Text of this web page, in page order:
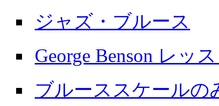
ジャズ・ブルース
George Benson レッ
ブルーススケールの